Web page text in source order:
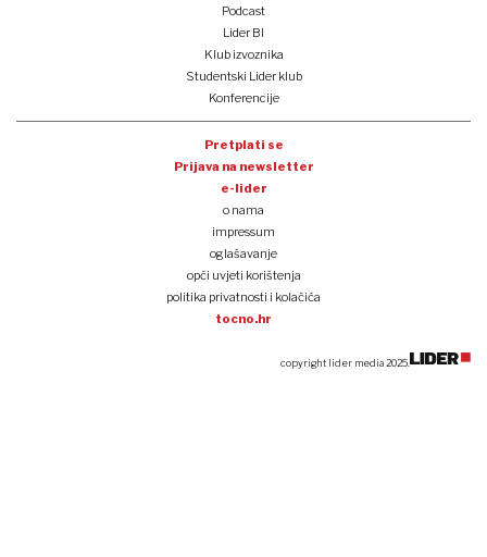
Podcast
Lider BI
Klub izvoznika
Studentski Lider klub
Konferencije
Pretplati se
Prijava na newsletter
e-lider
o nama
impressum
oglašavanje
opći uvjeti korištenja
politika privatnosti i kolačića
tocno.hr
copyright lider media 2025.